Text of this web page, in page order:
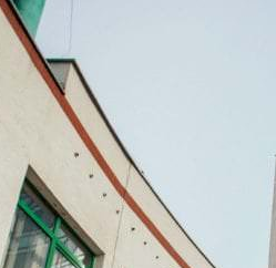
НАЙЧАСТІШЕ ВИБИРАЮТЬ